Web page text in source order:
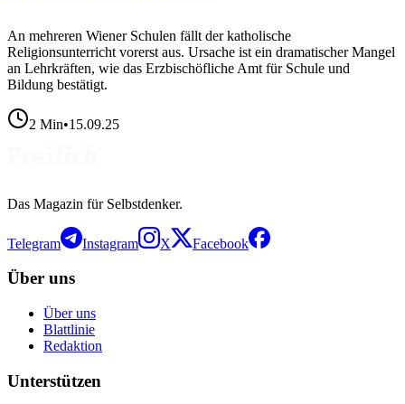
An mehreren Wiener Schulen fällt der katholische
Religionsunterricht vorerst aus. Ursache ist ein dramatischer Mangel
an Lehrkräften, wie das Erzbischöfliche Amt für Schule und
Bildung bestätigt.
2 Min•15.09.25
Das Magazin für Selbstdenker.
Telegram Instagram X Facebook
Über uns
Über uns
Blattlinie
Redaktion
Unterstützen